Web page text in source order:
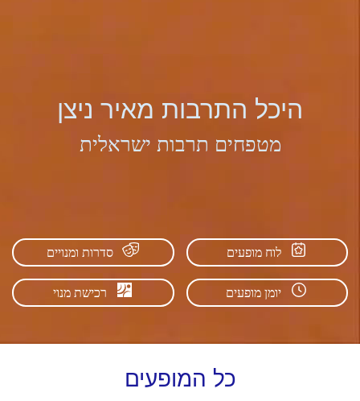
היכל התרבות מאיר ניצן
מטפחים תרבות ישראלית
לוח מופעים סדרות ומנויים
יומן מופעים רכישת מנוי
כל המופעים